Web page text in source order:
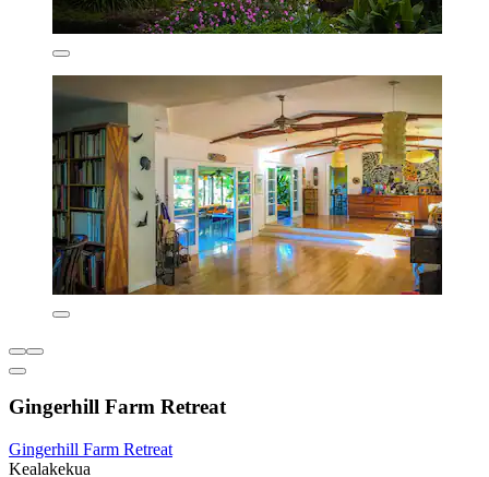
Gingerhill Farm Retreat
Gingerhill Farm Retreat
Kealakekua